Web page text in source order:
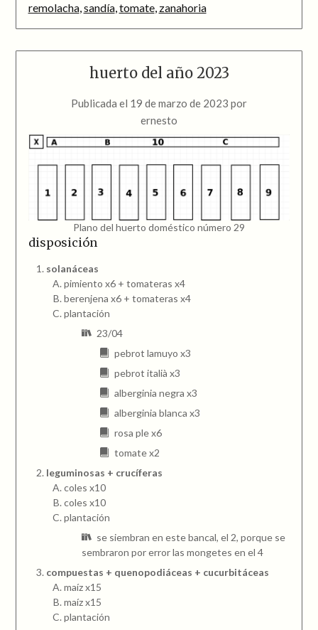
remolacha,sandía,tomate, zanahoria
huerto del año 2023
Publicada el 19 de marzo de 2023 por
ernesto
Plano del huerto doméstico número 29
disposición
solanáceas
pimiento x6 + tomateras x4
berenjena x6 + tomateras x4
plantación
23/04
pebrot lamuyo x3
pebrot italià x3
alberginia negra x3
alberginia blanca x3
rosa ple x6
tomate x2
leguminosas + crucíferas
coles x10
coles x10
plantación
se siembran en este bancal, el 2, porque se
sembraron por error las mongetes en el 4
compuestas + quenopodiáceas + cucurbitáceas
maíz x15
maíz x15
plantación